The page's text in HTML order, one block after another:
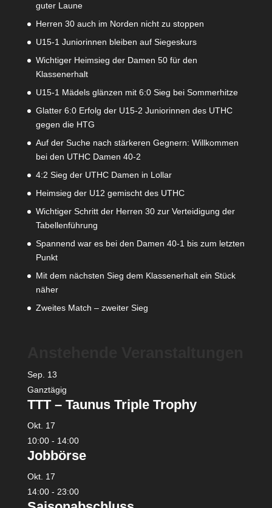
guter Laune
Herren 30 auch im Norden nicht zu stoppen
U15-1 Juniorinnen bleiben auf Siegeskurs
Wichtiger Heimsieg der Damen 50 für den
Klassenerhalt
U15-1 Mädels glänzen mit 6:0 Sieg bei Sommerhitze
Glatter 6:0 Erfolg der U15-2 Juniorinnen des UTHC
gegen die HTG
Auf der Suche nach stärkeren Gegnern: Willkommen
bei den UTHC Damen 40-2
4:2 Sieg der UTHC Damen in Lollar
Heimsieg der U12 gemischt des UTHC
Wichtiger Schritt der Herren 30 zur Verteidigung der
Tabellenführung
Spannend war es bei den Damen 40-1 bis zum letzten
Punkt
Mit dem nächsten Sieg dem Klassenerhalt ein Stück
näher
Zweites Match – zweiter Sieg
Sep. 13
Ganztägig
TTT – Taunus Triple Trophy
Okt. 17
10:00- 14:00
Jobbörse
Okt. 17
14:00- 23:00